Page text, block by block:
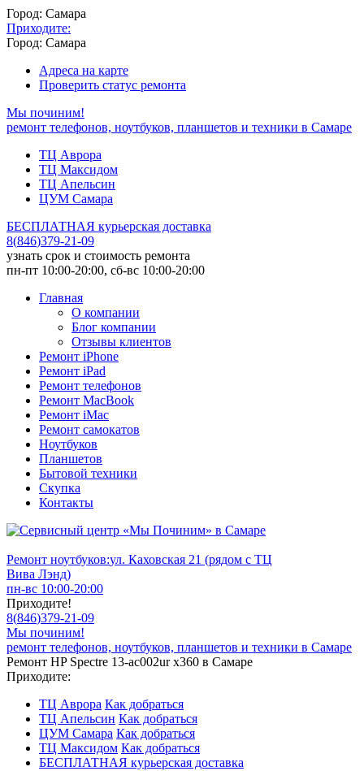
Город: Самара
Приходите:
Город: Самара
Адреса на карте
Проверить статус ремонта
Мы починим!
ремонт телефонов, ноутбуков, планшетов и техники в Самаре
ТЦ Аврора
ТЦ Максидом
ТЦ Апельсин
ЦУМ Самара
БЕСПЛАТНАЯ курьерская доставка
8(846)379-21-09
узнать срок и стоимость ремонта
пн-пт 10:00-20:00, сб-вс 10:00-20:00
Главная
О компании
Блог компании
Отзывы клиентов
Ремонт iPhone
Ремонт iPad
Ремонт телефонов
Ремонт MacBook
Ремонт iMac
Ремонт самокатов
Ноутбуков
Планшетов
Бытовой техники
Скупка
Контакты
Ремонт ноутбуков:ул. Каховская 21 (рядом с ТЦ
Вива Лэнд)
пн-вс 10:00-20:00
Приходите!
8(846)379-21-09
Мы починим!
ремонт телефонов, ноутбуков, планшетов и техники в Самаре
Ремонт HP Spectre 13-ac002ur x360 в Самаре
Приходите:
ТЦ Аврора Как добраться
ТЦ Апельсин Как добраться
ЦУМ Самара Как добраться
ТЦ Максидом Как добраться
БЕСПЛАТНАЯ курьерская доставка